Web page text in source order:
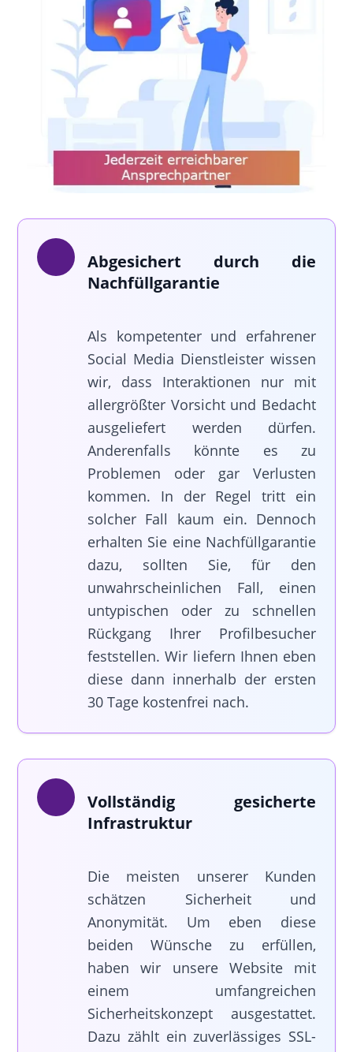
Abgesichert durch die
Nachfüllgarantie
Als kompetenter und erfahrener
Social Media Dienstleister wissen
wir, dass Interaktionen nur mit
allergrößter Vorsicht und Bedacht
ausgeliefert werden dürfen.
Anderenfalls könnte es zu
Problemen oder gar Verlusten
kommen. In der Regel tritt ein
solcher Fall kaum ein. Dennoch
erhalten Sie eine Nachfüllgarantie
dazu, sollten Sie, für den
unwahrscheinlichen Fall, einen
untypischen oder zu schnellen
Rückgang Ihrer Profilbesucher
feststellen. Wir liefern Ihnen eben
diese dann innerhalb der ersten
30 Tage kostenfrei nach.
Vollständig gesicherte
Infrastruktur
Die meisten unserer Kunden
schätzen Sicherheit und
Anonymität. Um eben diese
beiden Wünsche zu erfüllen,
haben wir unsere Website mit
einem umfangreichen
Sicherheitskonzept ausgestattet.
Dazu zählt ein zuverlässiges SSL-